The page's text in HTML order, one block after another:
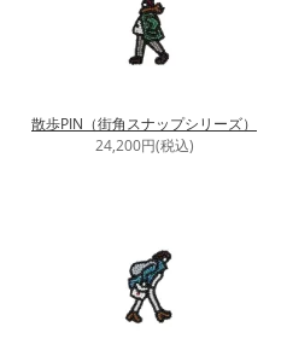
散歩PIN（街角スナップシリーズ）
24,200円(税込)